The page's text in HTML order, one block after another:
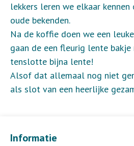
Informatie
lekkers leren we elkaar
oude bekenden.
Na de koffie doen we een
gaan de een fleurig lente bakje
tenslotte bijna lente!
Alsof dat allemaal nog niet
als slot van een heerlijke